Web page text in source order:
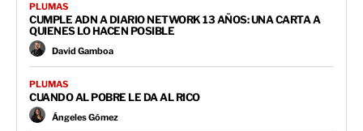
PLUMAS
CUMPLE ADN A DIARIO NETWORK 13 AÑOS: UNA CARTA A
QUIENES LO HACEN POSIBLE
David Gamboa
PLUMAS
CUANDO AL POBRE LE DA AL RICO
Ángeles Gómez